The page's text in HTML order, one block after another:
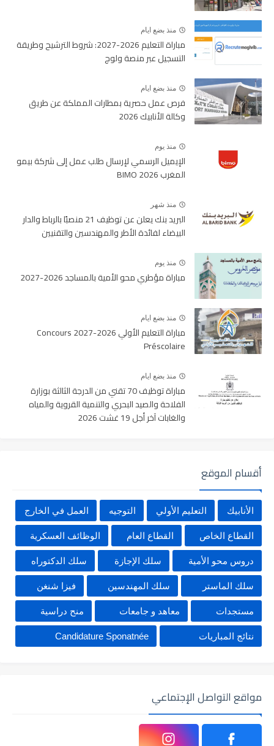
منذ بضع ايام
مباراة التعليم 2026-2027: شروط الترشيح وطريقة
التسجيل عبر منصة ولوج
منذ بضع ايام
فرص عمل حصرية بمطارات المملكة عن طريق
وكالة الأنابيك 2026
منذ يوم
الإيميل الرسمي لإرسال طلب عمل إلى شركة بيمو
المغرب BIMO 2026
منذ شهر
البريد بنك يعلن عن توظيف 21 منصبًا بالرباط والدار
البيضاء لفائدة الأطر والمهندسين والتقنيين
منذ يوم
مباراة مؤطري محو الأمية بالمساجد 2026-2027
منذ بضع ايام
مباراة التعليم الأولي 2026-2027 Concours
Préscolaire
منذ بضع ايام
مباراة توظيف 70 تقني من الدرجة الثالثة بوزارة
الفلاحة والصيد البحري والتنمية القروية والمياه
والغابات آخر أجل 19 غشت 2026
أقسام الموقع
الأنابيك التعليم الأولي التوجيه العمل في الخارج
القطاع الخاص القطاع العام الوظائف العسكرية
دروس محو الأمية سلك الإجازة سلك الدكتوراه
سلك الماستر سلك المهندسين فيزا شنغن
مستجدات معاهد و جامعات منح دراسية
نتائج المباريات Candidature Sponatnée
مواقع التواصل الإجتماعي